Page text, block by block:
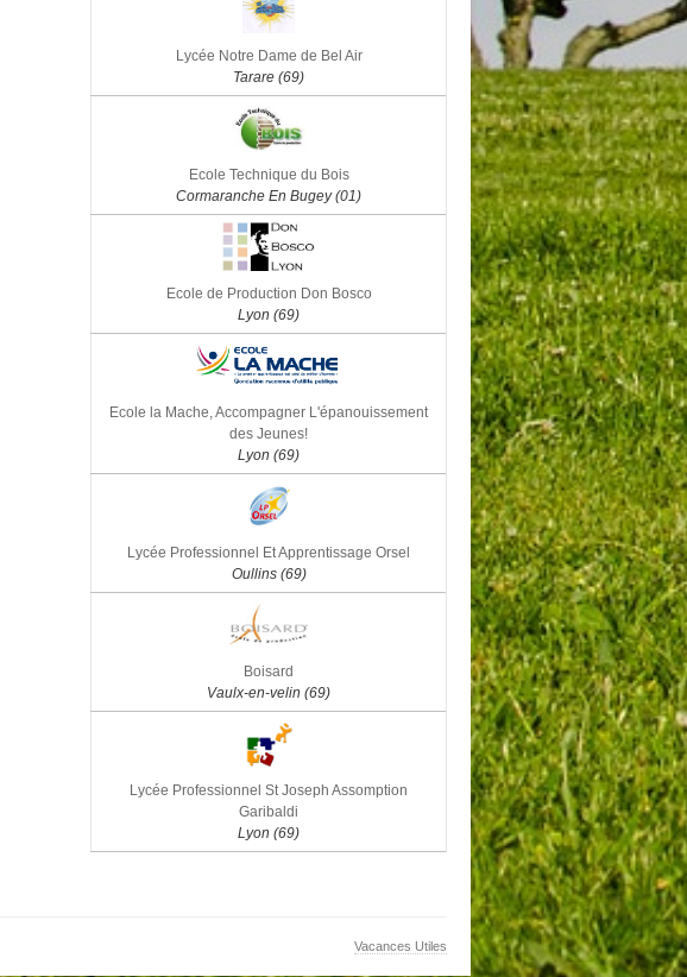
Lycée Notre Dame de Bel Air
Tarare (69)
Ecole Technique du Bois
Cormaranche En Bugey (01)
Ecole de Production Don Bosco
Lyon (69)
Ecole la Mache, Accompagner L'épanouissement
des Jeunes!
Lyon (69)
Lycée Professionnel Et Apprentissage Orsel
Oullins (69)
Boisard
Vaulx-en-velin (69)
Lycée Professionnel St Joseph Assomption
Garibaldi
Lyon (69)
Vacances Utiles